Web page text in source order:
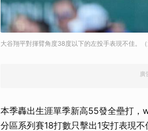
大谷翔平對揮臂角度38度以下的左投手表現不佳。（
廣
本季轟出生涯單季新高55發全壘打，
分區系列賽18打數只擊出1安打表現